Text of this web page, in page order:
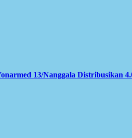
13/Nanggala Distribusikan